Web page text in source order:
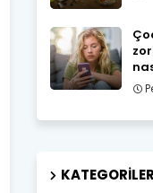
KATEGORILER